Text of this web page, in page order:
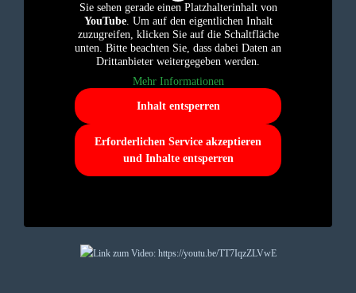
Sie sehen gerade einen Platzhalterinhalt von
YouTube. Um auf den eigentlichen Inhalt
zuzugreifen, klicken Sie auf die Schaltfläche
unten. Bitte beachten Sie, dass dabei Daten an
Drittanbieter weitergegeben werden.
Mehr Informationen
Inhalt entsperren
Erforderlichen Service akzeptieren
und Inhalte entsperren